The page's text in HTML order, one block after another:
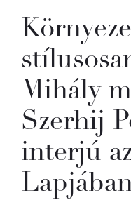
Mihály
Szerhij
interjú